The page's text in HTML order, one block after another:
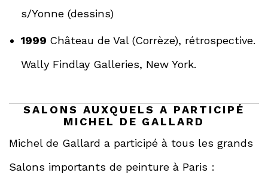
s/Yonne (dessins)
1999 Château de Val (Corrèze), rétrospective.
Wally Findlay Galleries, New York.
SALONS AUXQUELS A PARTICIPÉ
MICHEL DE GALLARD
Michel de Gallard a participé à tous les grands
Salons importants de peinture à Paris :